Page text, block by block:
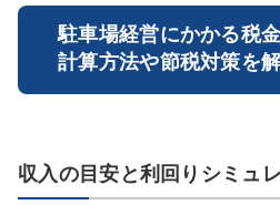
駐車場経営にかかる税
計算方法や節税対策を
収入の目安と利回りシミュ